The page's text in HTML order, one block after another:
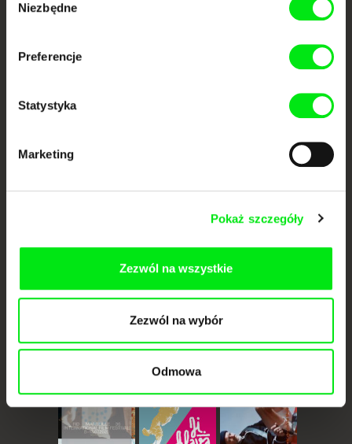
zgody
Niezbędne
Preferencje
Statystyka
Marketing
Pokaż szczegóły
Zezwól na wszystkie
Zezwól na wybór
Odmowa
współpracy 7 europejskich festiwali kina dokumentalnego. Naszym celem
jest przesuwać granice filmu dokumentalnego, wspierać jego
Członkowie Doc Alliance
CPH:DOX Doclisboa
Millennium Docs
DOK Leipzig